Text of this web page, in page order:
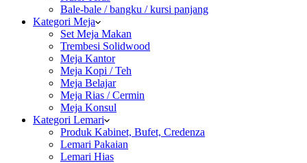
Bale-bale / bangku / kursi panjang
Kategori Meja
Set Meja Makan
Trembesi Solidwood
Meja Kantor
Meja Kopi / Teh
Meja Belajar
Meja Rias / Cermin
Meja Konsul
Kategori Lemari
Produk Kabinet, Bufet, Credenza
Lemari Pakaian
Lemari Hias